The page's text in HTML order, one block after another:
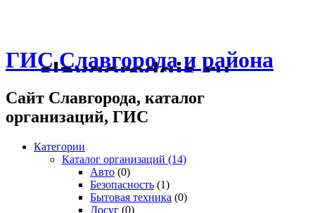
ГИС Славгорода и района
Сайт Славгорода, каталог
организаций, ГИС
Категории
Каталог организаций (14)
Авто (0)
Безопасность (1)
Бытовая техника (0)
Досуг (0)